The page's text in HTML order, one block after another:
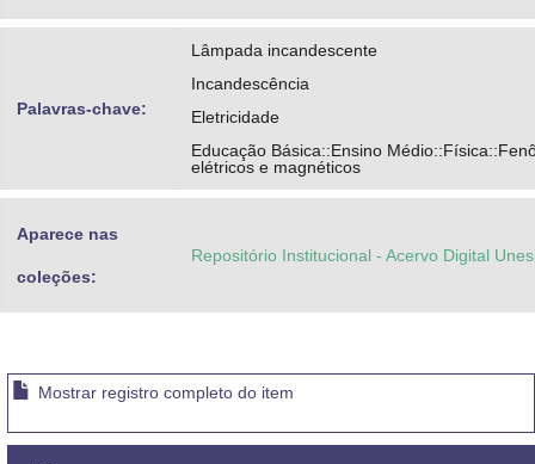
Palavras-chave:
Lâmpada incandescente
Incandescência
Eletricidade
Educação Básica::Ensino
elétricos e magnéticos
Aparece nas
coleções:
Repositório Institucional - Acervo Digital
Mostrar registro completo do item